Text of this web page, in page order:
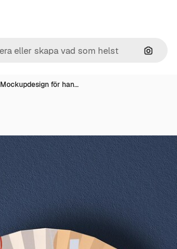
Sök
Mockupdesign för han…